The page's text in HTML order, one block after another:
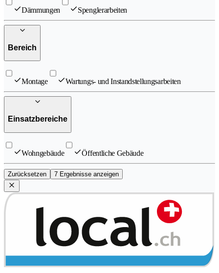
Dämmungen Spenglerarbeiten
Bereich
Montage Wartungs- und Instandstellungsarbeiten
Einsatzbereiche
Wohngebäude Öffentliche Gebäude
Zurücksetzen 7 Ergebnisse anzeigen